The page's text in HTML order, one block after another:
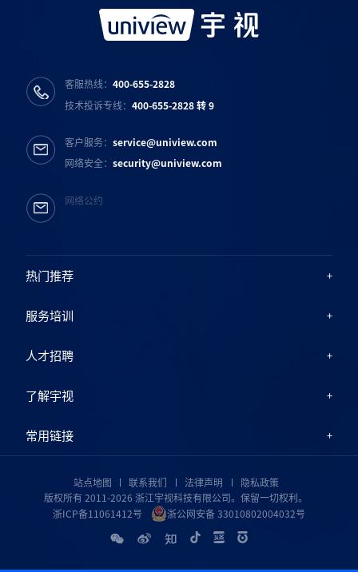
热门推荐
服务培训
人才招聘
了解宇视
常用链接
客服热线：400-655-2828
技术投诉专线：400-655-2828 转 9
客户服务：service@uniview.com
网络安全：security@uniview.com
网络公约
站点地图 联系我们 法律声明
隐私政策
版权所有 2011-2026 浙江宇视科技有限公司。保留一切权利。
浙ICP备11061412号
浙公网安备 33010802004032号